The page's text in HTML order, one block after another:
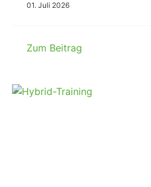
01. Juli 2026
Zum Beitrag